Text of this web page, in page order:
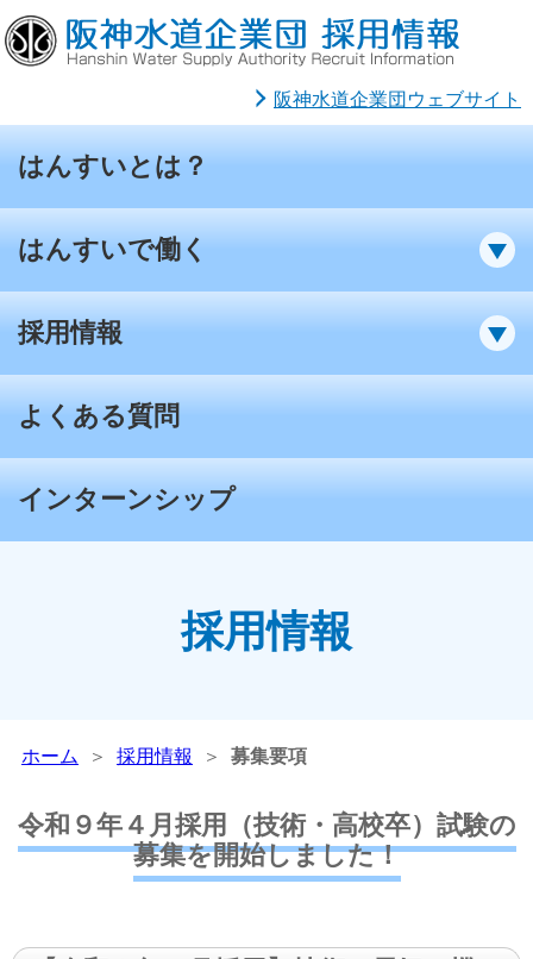
阪神水道企業団ウェブサイト
はんすいとは？
はんすいで働く
採用情報
よくある質問
インターンシップ
採用情報
ホーム ＞ 採用情報 ＞ 募集要項
令和９年４月採用（技術・高校卒）試験の
募集を開始しました！